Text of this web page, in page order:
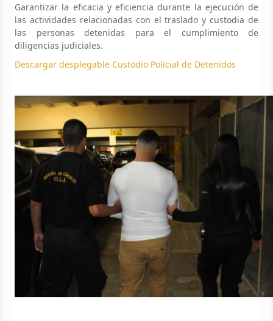
Garantizar la eficacia y eficiencia durante la ejecución de
las actividades relacionadas con el traslado y custodia de
las personas detenidas para el cumplimiento de
diligencias judiciales.
Descargar desplegable Custodio Policial de Detenidos